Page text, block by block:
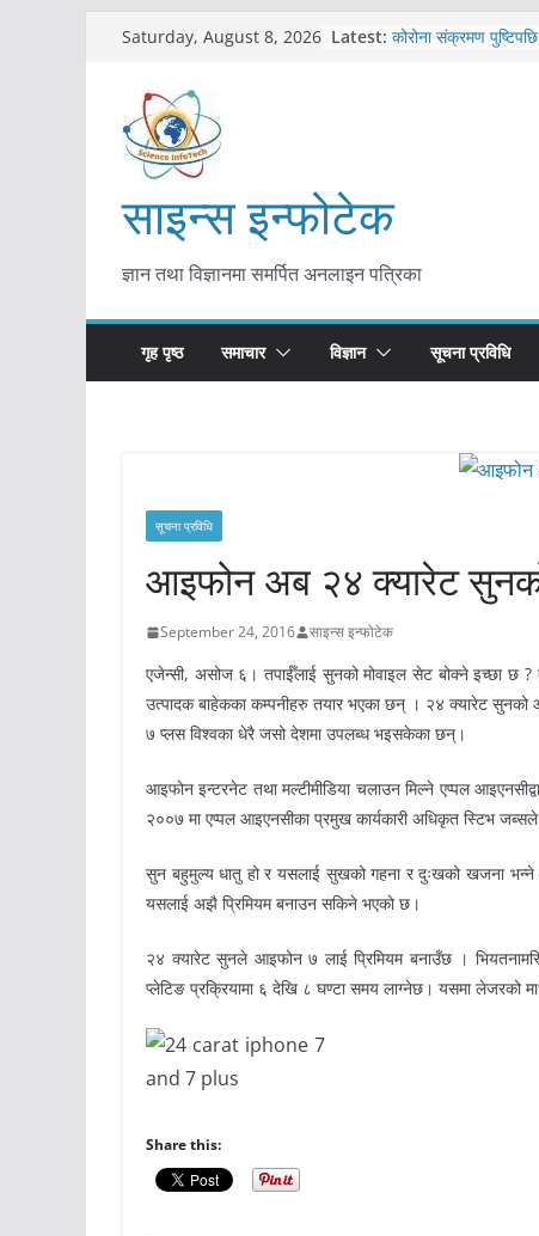
content
Saturday, August 8, 2026 Latest: कोरोना संक्रमण
काभ्रेपलाञ्चोकमा आयुर्वेद
साइन्स इन्फोटेक
ज्ञान तथा विज्ञानमा समर्पित अनलाइन पत्रिका
गृह पृष्ठ समाचार विज्ञान सूचना प्रविधि
सूचना प्रविधि
आइफोन अब २४ क्यारेट
September 24, 2016 साइन्स इन्फोटेक
एजेन्सी, असोज ६। तपाईँलाई सुनको मोवाइल सेट बोक्ने इच्छा छ ?
उत्पादक बाहेकका कम्पनीहरु तयार भएका छन् । २४ क्यारेट सुनको
७ प्लस विश्वका धेरै जसो देशमा उपलब्ध भइसकेका छन्।
आइफोन इन्टरनेट तथा मल्टीमीडिया चलाउन मिल्ने एप्पल
२००७ मा एप्पल आइएनसीका प्रमुख कार्यकारी अधिकृत स्टिभ
सुन बहुमुल्य धातु हो र यसलाई सुखको गहना र दुःखको खजना भन्ने
यसलाई अझै प्रिमियम बनाउन सकिने भएको छ।
२४ क्यारेट सुनले आइफोन ७ लाई प्रिमियम बनाउँछ ।
प्लेटिङ प्रक्रियामा ६ देखि ८ घण्टा समय लाग्नेछ। यसमा लेजरको
Share this: